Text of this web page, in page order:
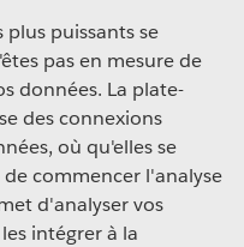
puissants se
pas en mesure de
données. La plate-
des connexions
où qu'elles se
commencer l'analyse
d'analyser vos
intégrer à la